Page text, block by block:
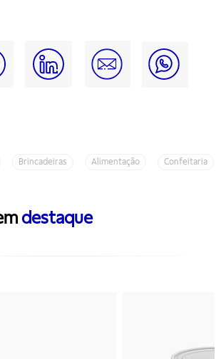
Brincadeiras Alimentação Confeitaria
destaque